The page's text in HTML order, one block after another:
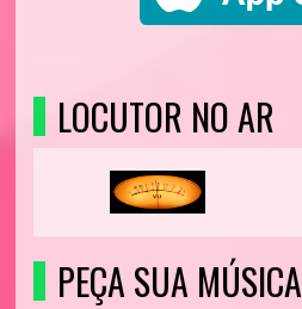
LOCUTOR NO AR
PEÇA SUA MÚSICA